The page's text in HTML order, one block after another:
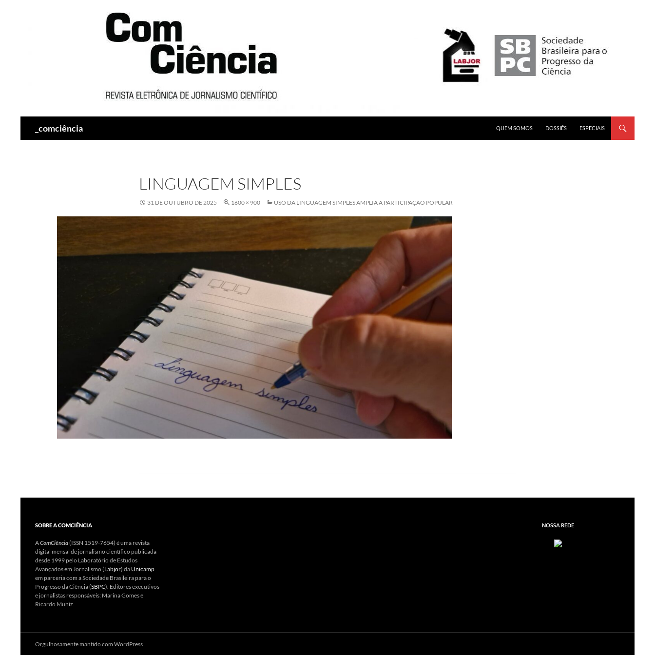
_comciência
QUEM SOMOS
DOSSIÊS ESPECIAIS
LINGUAGEM SIMPLES
31 DE OUTUBRO DE 2025 1600 × 900 USO DA LINGUAGEM SIMPLES AMPLIA A PARTICIPAÇÃO POPULAR
SOBRE A COMCIÊNCIA
AComCiência(ISSN 1519-7654) é uma revista
digital mensal de jornalismo científico publicada
desde 1999 pelo Laboratório de Estudos
Avançados em Jornalismo (Labjor) da Unicamp
em parceria com a Sociedade Brasileira para o
Progresso da Ciência (SBPC). Editores executivos
e jornalistas responsáveis: Marina Gomes e
Ricardo Muniz.
NOSSA REDE
Orgulhosamente mantido com WordPress